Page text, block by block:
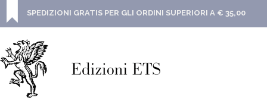
SPEDIZIONI GRATIS PER GLI ORDINI SUPERIORI A € 35,00